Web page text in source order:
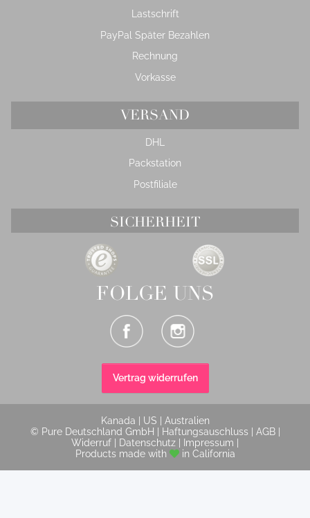
Lastschrift
PayPal Später Bezahlen
Rechnung
Vorkasse
VERSAND
DHL
Packstation
Postfiliale
SICHERHEIT
FOLGE UNS
Vertrag widerrufen
Kanada US
Australien
© Pure Deutschland GmbH |
Haftungsauschluss AGB
Widerruf
Datenschutz Impressum
Products made with
in California